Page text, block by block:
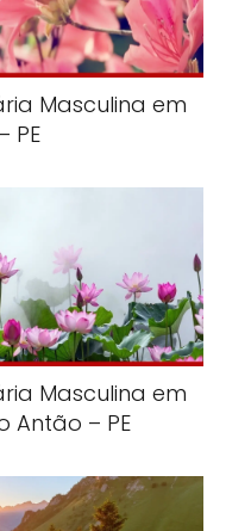
Masculina em
PE
Masculina em
Antão – PE